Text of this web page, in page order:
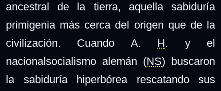
ancestral de la tierra, aquella sabiduría
primigenia más cerca del origen que de la
civilización. Cuando A. H. y el
nacionalsocialismo alemán (NS) buscaron
la sabiduría hiperbórea rescatando sus